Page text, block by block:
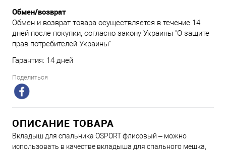
Обмен/возврат
Обмен и возврат товара осуществляется в течение 14
дней после покупки, согласно закону Украины "О защите
прав потребителей Украины"
Гарантия: 14 дней
Поделиться
ОПИСАНИЕ ТОВАРА
Вкладыш для спальника OSPORT флисовый – можно
использовать в качестве вкладыша для спального мешка,